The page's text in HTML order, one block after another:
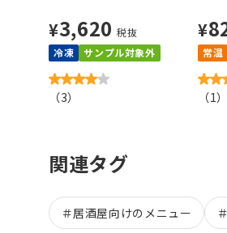
¥3,620 税抜
冷凍
サンプル対象外
（3）
¥
常温
（1）
関連タグ
＃居酒屋向けのメニュー ＃